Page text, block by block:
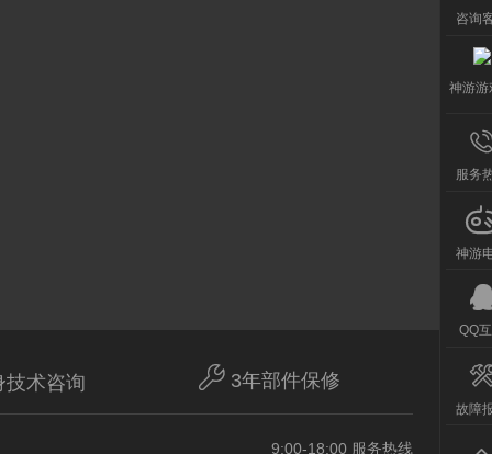
术咨询 3年部件保修
9:00-18:00 服务热线
咨询
神游游
服务
神游
QQ
故障